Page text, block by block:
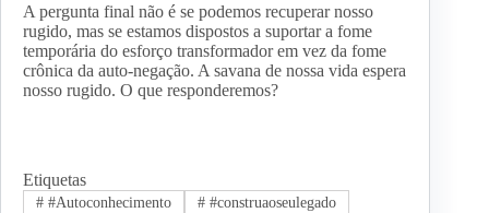
A pergunta final não é se podemos recuperar nosso
rugido, mas se estamos dispostos a suportar a fome
temporária do esforço transformador em vez da fome
crônica da auto-negação. A savana de nossa vida espera
nosso rugido. O que responderemos?
Etiquetas
##Autoconhecimento ##construaoseulegado